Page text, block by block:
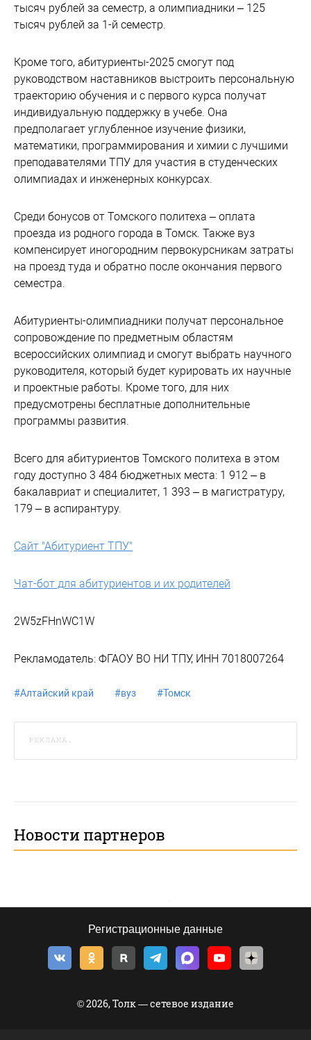
тысяч рублей за семестр, а олимпиадники – 125
тысяч рублей за 1-й семестр.
Кроме того, абитуриенты-2025 смогут под
руководством наставников выстроить персональную
траекторию обучения и с первого курса получат
индивидуальную поддержку в учебе. Она
предполагает углубленное изучение физики,
математики, программирования и химии с лучшими
преподавателями ТПУ для участия в студенческих
олимпиадах и инженерных конкурсах.
Среди бонусов от Томского политеха – оплата
проезда из родного города в Томск. Также вуз
компенсирует иногородним первокурсникам затраты
на проезд туда и обратно после окончания первого
семестра.
Абитуриенты-олимпиадники получат персональное
сопровождение по предметным областям
всероссийских олимпиад и смогут выбрать научного
руководителя, который будет курировать их научные
и проектные работы. Кроме того, для них
предусмотрены бесплатные дополнительные
программы развития.
Всего для абитуриентов Томского политеха в этом
году доступно 3 484 бюджетных места: 1 912 – в
бакалавриат и специалитет, 1 393 – в магистратуру,
179 – в аспирантуру.
Сайт "Абитуриент ТПУ"
Чат-бот для абитуриентов и их родителей
2W5zFHnWC1W
Рекламодатель: ФГАОУ ВО НИ ТПУ, ИНН 7018007264
#Алтайский край #вуз #Томск
РЕКЛАМА.
Новости партнеров
Регистрационные данные
© 2026, Толк — сетевое издание